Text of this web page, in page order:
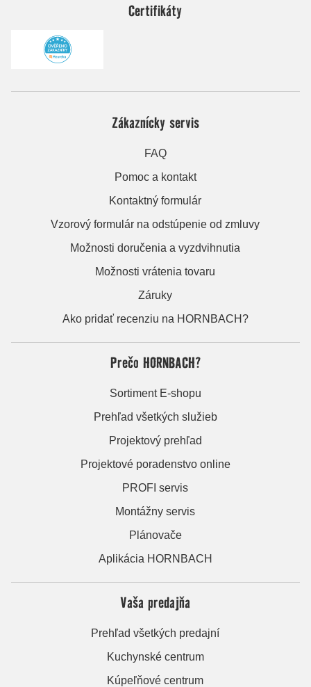
Certifikáty
Zákaznícky servis
FAQ
Pomoc a kontakt
Kontaktný formulár
Vzorový formulár na odstúpenie od zmluvy
Možnosti doručenia a vyzdvihnutia
Možnosti vrátenia tovaru
Záruky
Ako pridať recenziu na HORNBACH?
Prečo HORNBACH?
Sortiment E-shopu
Prehľad všetkých služieb
Projektový prehľad
Projektové poradenstvo online
PROFI servis
Montážny servis
Plánovače
Aplikácia HORNBACH
Vaša predajňa
Prehľad všetkých predajní
Kuchynské centrum
Kúpeľňové centrum